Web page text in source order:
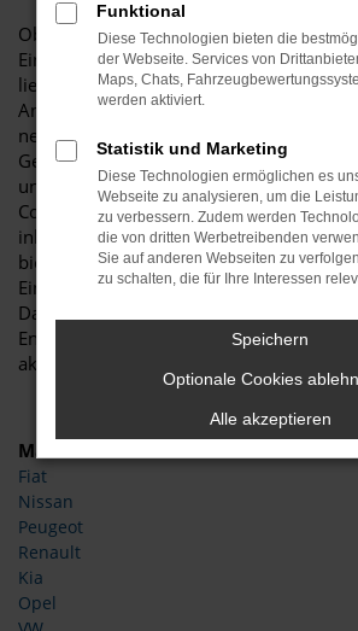
Ob wir einen Opel Corsa Jahreswagen
Eindeutig „ja“. Der Vorteil, den diese
liegt im erstklassigen Verhältnis
Angebot. Mit anderen Worten: Sie
neues Auto und zahlen hierfür den Preis
Gebrauchtwagens. Wer viel in Hannover
unterwegs ist, wird zudem die
Corsa Jahreswagens zu schätzen wissen.
inbesondere in der aktuellen Generation
bietet jede Menge spannender Extras
Ein Opel Corsa Jahreswagen liegt
Datum der Erstzulassung maximal
Entsprechend ist die Wahrscheinlichkeit
aktuelles Fahrzeug erhalten.
Marken
Fiat
Nissan
Peugeot
Renault
Kia
Opel
Funktional
Diese Technologien bieten die
der Webseite. Services von
Maps, Chats,
werden aktiviert.
Statistik und Marketing
Diese Technologien ermöglichen es
Webseite zu analysieren, um die
zu verbessern. Zudem werden
die von dritten Werbetreibenden
Sie auf anderen Webseiten zu
zu schalten, die für Ihre Interessen
Speichern
Optionale Cookies
Alle akzeptieren